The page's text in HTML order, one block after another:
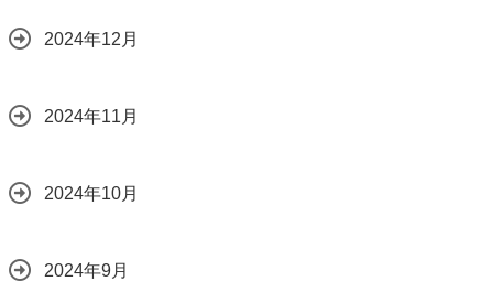
2024年12月
2024年11月
2024年10月
2024年9月